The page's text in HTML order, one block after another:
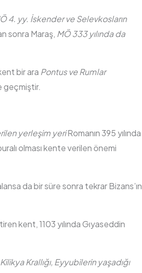
4. yy. İskender ve Selevkosların
sonra Maraş, MÖ 333 yılında da
bir ara Pontus ve Rumlar
geçmiştir.
yerleşim yeriRomanın 395 yılında
olması kente verilen önemi
da bir süre sonra tekrar Bizans’ın
kent, 1103 yılında Gıyaseddin
Krallığı, Eyyubilerin yaşadığı